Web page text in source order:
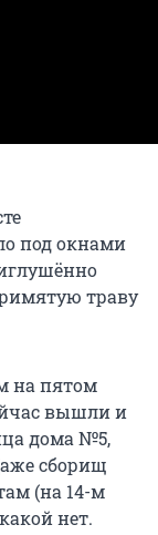
под окнами
траву
на пятом
вышли и
дома №5,
сборищ
(на 14-м
нет.